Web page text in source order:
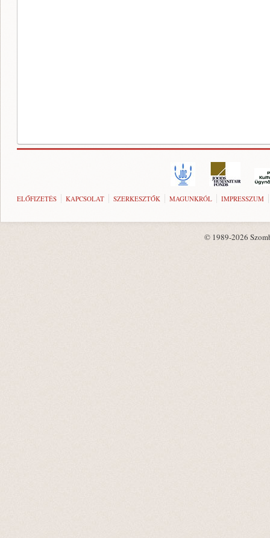
ELŐFIZETÉS KAPCSOLAT SZERKESZTŐK MAGUNKRÓL IMPRESSZUM
© 1989-2026